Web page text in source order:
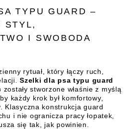
TYPU GUARD –
STYL,
I SWOBODA
rytuał, który łączy ruch,
Szelki dla psa typu guard
zostały stworzone właśnie z myślą
każdy krok był komfortowy,
Klasyczna konstrukcja guard
i nie ogranicza pracy łopatek,
się tak, jak powinien.